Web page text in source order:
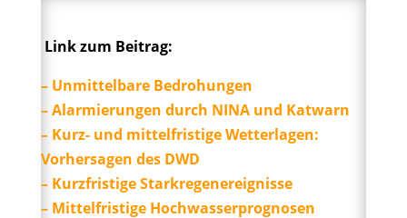
Link zum Beitrag:
– Unmittelbare Bedrohungen
– Alarmierungen durch NINA und Katwarn
– Kurz- und mittelfristige Wetterlagen:
Vorhersagen des DWD
– Kurzfristige Starkregenereignisse
– Mittelfristige Hochwasserprognosen